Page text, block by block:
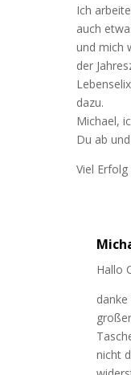
Ich
auch
und mich
der
dazu.
Michael,
Du ab
Viel
Hallo
nicht